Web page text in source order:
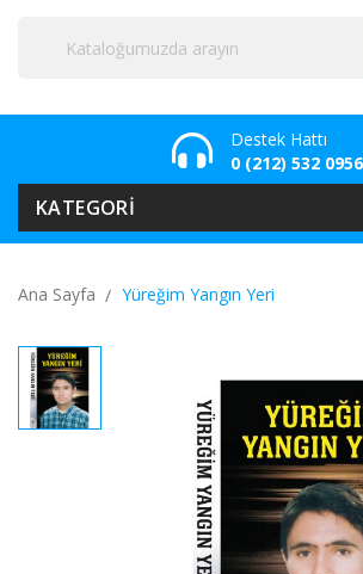
Destek Hattı
0 (212) 532 0956
KATEGORI
Ana Sayfa Yüreğim Yangın Yeri